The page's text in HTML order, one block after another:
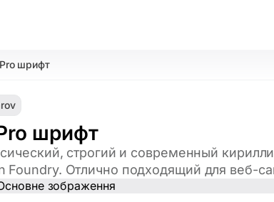
шрифт
шрифт
строгий и современный
Foundry. Отлично подходящий для веб-